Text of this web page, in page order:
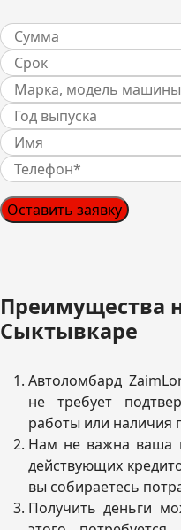
Оставить заявку
Преимущества
Сыктывкаре
Автоломбард
не требует
работы или наличия
Нам не важна ваша
действующих
вы собираетесь
Получить деньги